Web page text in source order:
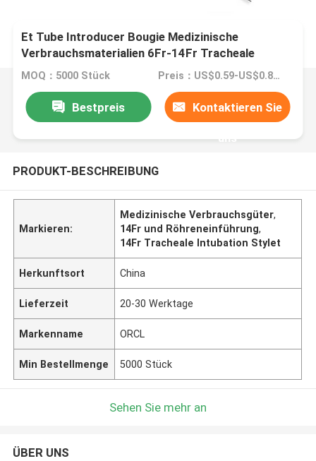
Et Tube Introducer Bougie Medizinische
Verbrauchsmaterialien 6Fr-14Fr Tracheale
Intubation Stylet Hersteller
MOQ：5000 Stück Preis：US$0.59-US$0.89iece
Bestpreis Kontaktieren Sie
uns
PRODUKT-BESCHREIBUNG
Markieren:
Medizinische Verbrauchsgüter,
14Fr und Röhreneinführung,
14Fr Tracheale Intubation Stylet
Herkunftsort China
Lieferzeit 20-30 Werktage
Markenname ORCL
Min Bestellmenge 5000 Stück
Sehen Sie mehr an
ÜBER UNS